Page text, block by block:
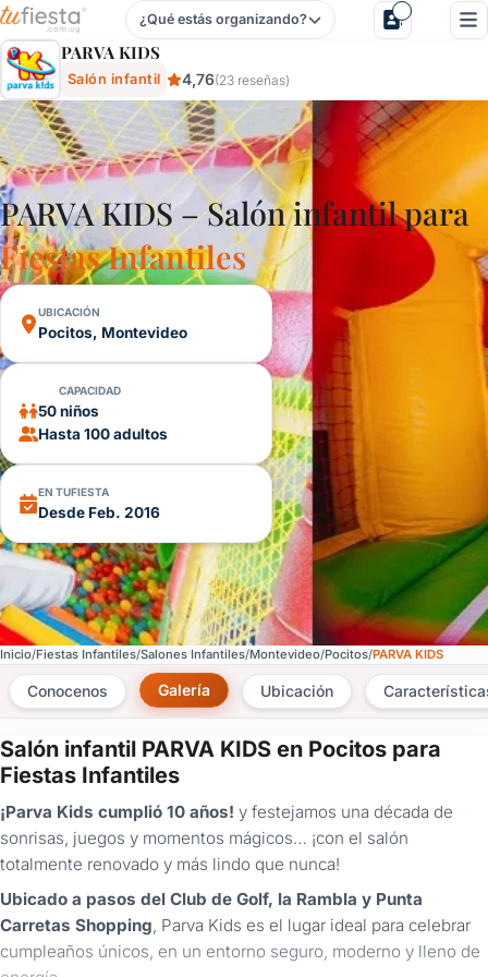
Parva Kids - Salón Infantil En Pocitos, Montevideo, Uruguay
¿Qué estás organizando?
PARVA KIDS
Salón infantil 4,76(23 reseñas)
PARVA KIDS – Salón infantil para
Fiestas Infantiles
UBICACIÓN
Pocitos, Montevideo
CAPACIDAD
50 niños
Hasta 100 adultos
EN TUFIESTA
Desde Feb. 2016
Inicio Fiestas Infantiles Salones Infantiles Montevideo Pocitos PARVA KIDS
Conocenos Galería Ubicación
Salón infantil PARVA KIDS en Pocitos para
Fiestas Infantiles
¡Parva Kids cumplió 10 años! y festejamos una década de
sonrisas, juegos y momentos mágicos… ¡con el salón
totalmente renovado y más lindo que nunca!
Ubicado a pasos del Club de Golf, la Rambla y Punta
Carretas Shopping , Parva Kids es el lugar ideal para celebrar
cumpleaños únicos, en un entorno seguro, moderno y lleno de
×
Consultar
¿Ya
tenés
cuenta?
sesión
aquí